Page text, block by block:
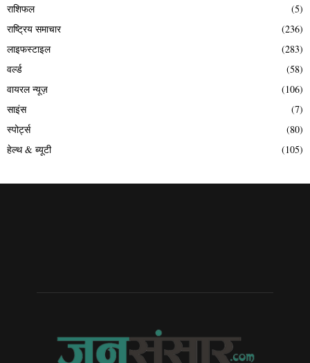
राशिफल
(5)
राष्ट्रिय समाचार
(236)
लाइफस्टाइल
(283)
वर्ल्ड
(58)
वायरल न्यूज़
(106)
साइंस
(7)
स्पोर्ट्स
(80)
हेल्थ & ब्यूटी
(105)